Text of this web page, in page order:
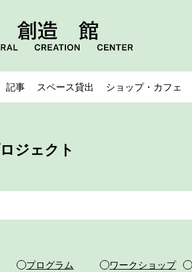
記事 スペース貸出 ショップ・カフェ
ジェクト
プログラム ワークショップ